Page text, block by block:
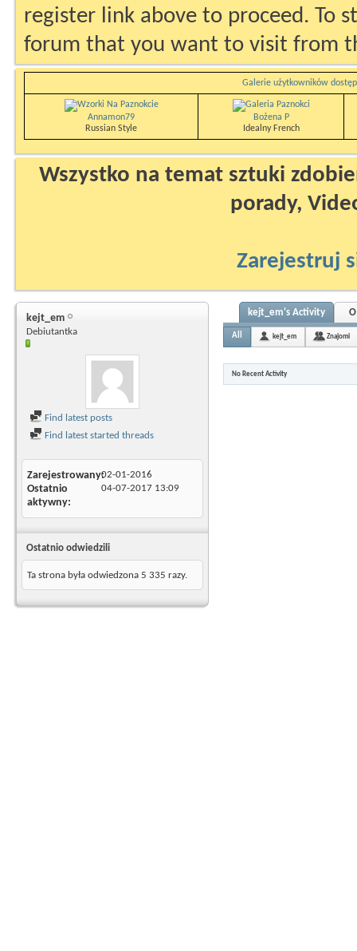
register link above to proceed. To
forum that you want to visit from
Galerie użytkowników
Annamon79
Russian Style
Bożena P
Idealny French
Wszystko na temat sztuki
porady,
Zarejestruj
kejt_em
Debiutantka
Find latest posts
Find latest started threads
Zarejestrowany02-01-2016
Ostatnio
aktywny
04-07-2017 13:09
Ostatnio odwiedzili
Ta strona była odwiedzona 5 335 razy.
kejt_em's Activity
All kejt_em Znajomi
No Recent Activity